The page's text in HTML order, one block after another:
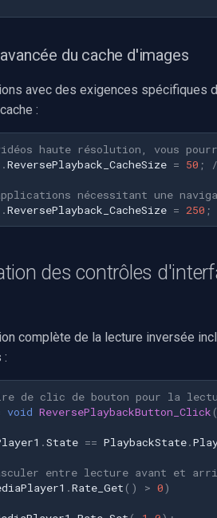
du cache d'images
avec des exigences spécifiques
:
haute résolution, vous
.ReversePlayback_CacheSize = 50 ;
nécessitant une
.ReversePlayback_CacheSize = 250 ;
des contrôles
complète de la lecture inversée
:
de clic de bouton pour la
void ReversePlaybackButton_Click (
.State == PlaybackState.
entre lecture avant et
.Rate_Get () > 0)